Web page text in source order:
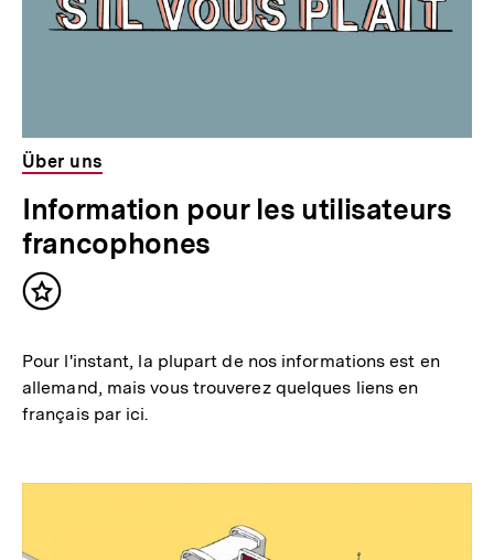
Über uns
Information pour les utilisateurs
francophones
Inhalt
Pour l'instant, la plupart de nos informations est en
allemand, mais vous trouverez quelques liens en
français par ici.